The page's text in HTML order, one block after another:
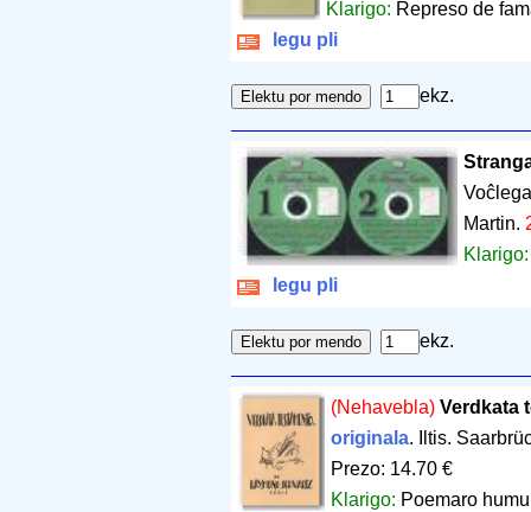
Klarigo: Represo de
legu pli
ekz.
Martin.
legu pli
ekz.
(Nehavebla) Verdkata
originala. Iltis.
Prezo: 14.70 €
Klarigo: Poemaro